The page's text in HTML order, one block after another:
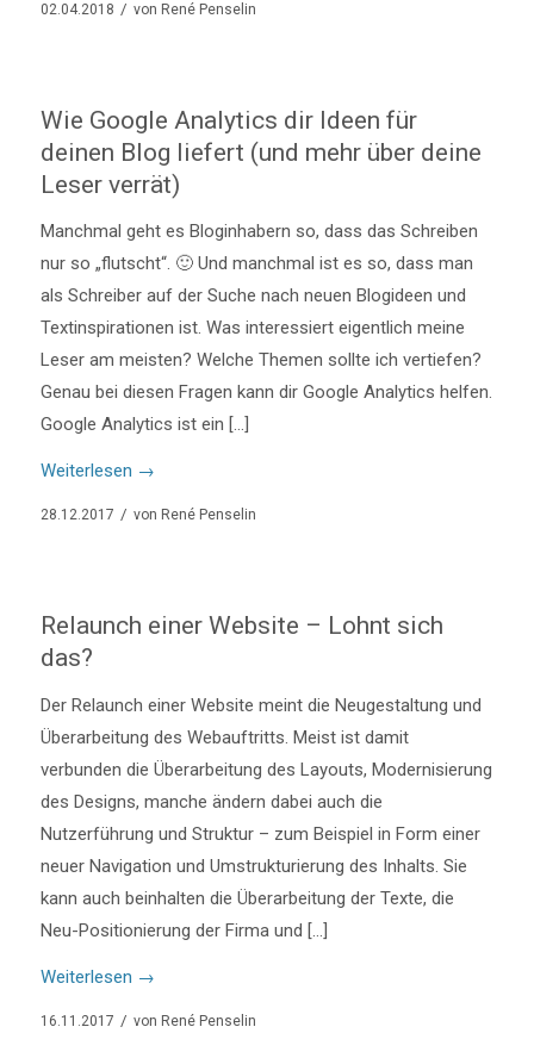
02.04.2018 / von René Penselin
Wie Google Analytics dir Ideen für
deinen Blog liefert (und mehr über deine
Leser verrät)
Manchmal geht es Bloginhabern so, dass das Schreiben
nur so „flutscht“. 🙂 Und manchmal ist es so, dass man
als Schreiber auf der Suche nach neuen Blogideen und
Textinspirationen ist. Was interessiert eigentlich meine
Leser am meisten? Welche Themen sollte ich vertiefen?
Genau bei diesen Fragen kann dir Google Analytics helfen.
Google Analytics ist ein […]
Weiterlesen →
28.12.2017 / von René Penselin
Relaunch einer Website – Lohnt sich
das?
Der Relaunch einer Website meint die Neugestaltung und
Überarbeitung des Webauftritts. Meist ist damit
verbunden die Überarbeitung des Layouts, Modernisierung
des Designs, manche ändern dabei auch die
Nutzerführung und Struktur – zum Beispiel in Form einer
neuer Navigation und Umstrukturierung des Inhalts. Sie
kann auch beinhalten die Überarbeitung der Texte, die
Neu-Positionierung der Firma und […]
Weiterlesen →
16.11.2017 / von René Penselin